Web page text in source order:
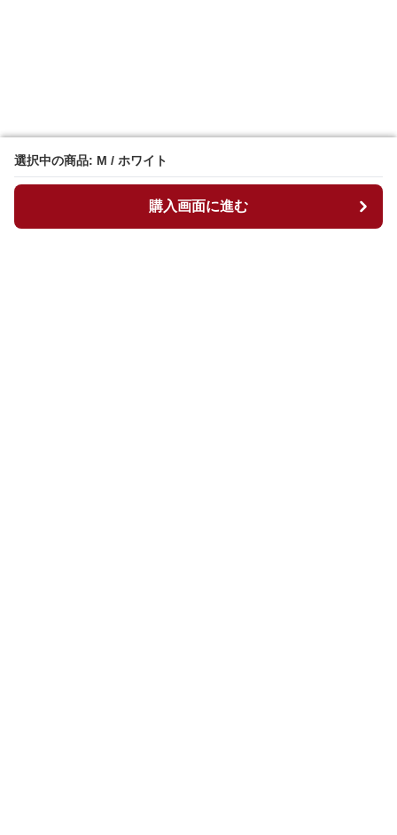
選択中の商品: M / ホワイト
購入画面に進む
選択中の商品: M / ホワイト
購入画面に進む